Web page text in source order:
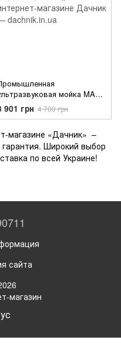
мойка MAR-
2L M90073 (2000 мл, 60
40 кГц)
901 грн 4 700 грн
магазине «Дачник» –
Широкий выбор
по всей Украине!
сайта
магазин